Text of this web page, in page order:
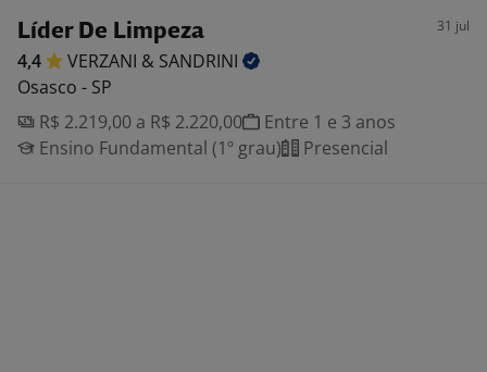
Líder De Limpeza 31 jul
4,4 VERZANI & SANDRINI
Osasco - SP
R$ 2.219,00 a R$ 2.220,00
Entre 1 e 3 anos
Ensino Fundamental (1º grau)
Presencial